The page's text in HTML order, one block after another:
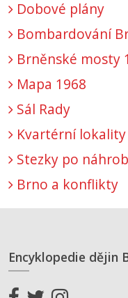
Dobové plány
Bombardování
Brněnské mosty
Mapa 1968
Sál Rady
Kvartérní lokality
Stezky po
Brno a konflikty
Encyklopedie dějin